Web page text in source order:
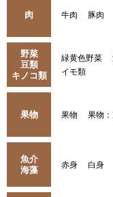
肉 牛肉 豚肉
野菜
豆類
キノコ類
緑黄色野菜
イモ類
果物 果物 果物
魚介
海藻
赤身 白身